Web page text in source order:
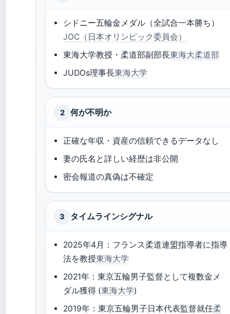
シドニー五輪金メダル（全試合一本勝ち）
JOC（日本オリンピック委員会）
東海大学教授・柔道部副部長東海大柔道部
JUDOs理事長東海大学
2 何が不明か
正確な年収・資産の信頼できるデータなし
妻の氏名と詳しい経歴は非公開
密会報道の真偽は不確定
3 タイムラインシグナル
2025年4月：フランス柔道連盟指導者に指導
法を教授東海大学
2021年：東京五輪男子監督として複数金メ
ダル獲得 (東海大学)
2019年：東京五輪男子日本代表監督就任柔